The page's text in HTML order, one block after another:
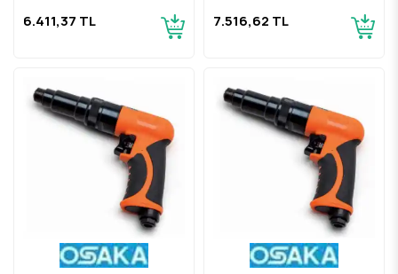
6.411,37 TL 7.516,62 TL